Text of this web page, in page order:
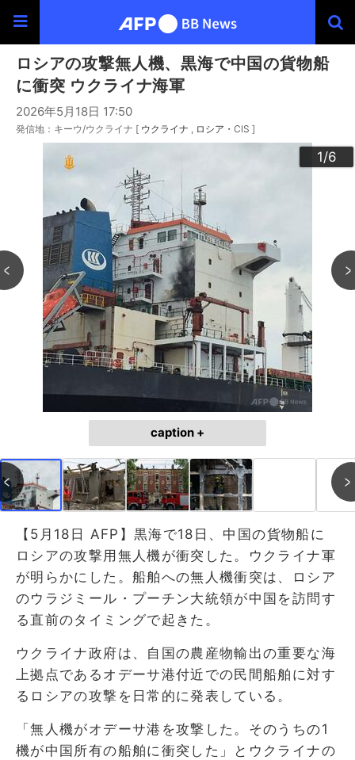
ロシアの攻撃無人機、黒海で中国の貨物船
に衝突 ウクライナ海軍
2026年5月18日 17:50
発信地：キーウ/ウクライナ [ ウクライナ ロシア・CIS ]
1/6
2/6
3/6
4/6
5/6
6/6
caption +
【5月18日 AFP】黒海で18日、中国の貨物船に
ロシアの攻撃用無人機が衝突した。ウクライナ軍
が明らかにした。船舶への無人機衝突は、ロシア
のウラジミール・プーチン大統領が中国を訪問す
る直前のタイミングで起きた。
ウクライナ政府は、自国の農産物輸出の重要な海
上拠点であるオデーサ港付近での民間船舶に対す
るロシアの攻撃を日常的に発表している。
「無人機がオデーサ港を攻撃した。そのうちの1
機が中国所有の船舶に衝突した」とウクライナの